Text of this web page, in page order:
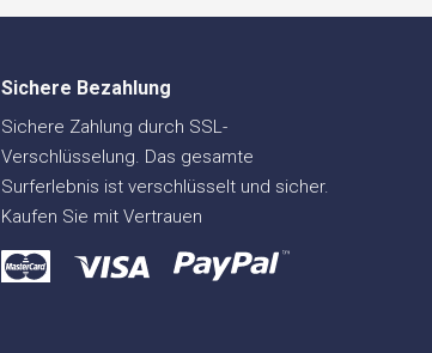
Sichere Bezahlung
Sichere Zahlung durch SSL-
Verschlüsselung. Das gesamte
Surferlebnis ist verschlüsselt und sicher.
Kaufen Sie mit Vertrauen